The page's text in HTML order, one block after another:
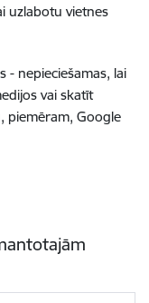
uzlabotu vietnes
- nepieciešamas, lai
vai skatīt
piemēram, Google